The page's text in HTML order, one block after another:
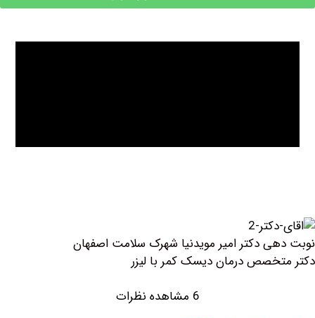
دکتر امیر مویدنیا شهرک سلامت اصفهان
درمان دیسک کمر با لیزر